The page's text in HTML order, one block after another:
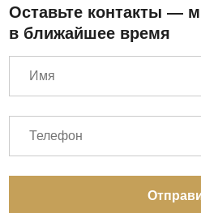
Оставьте контакты —
в ближайшее время